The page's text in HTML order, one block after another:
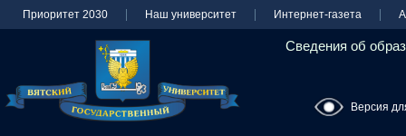
Приоритет 2030 Наш университет Интернет-газета
Сведения об
Версия